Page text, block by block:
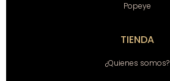
Popeye
TIENDA
¿Quienes somos?